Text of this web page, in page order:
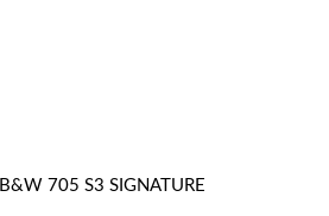
B&W 705 S3 SIGNATURE